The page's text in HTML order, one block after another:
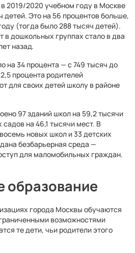
2019/2020 учебном году в Москве
детей. Это на 56 процентов больше,
(тогда было 288 тысяч детей).
дошкольных группах стало в два
назад.
на 34 процента — с 749 тысяч до
процента родителей
для своих детей школу в районе
97 зданий школ на 59,2 тысячи
садов на 46,1 тысячи мест. В
новых школ и 33 детских
безбарьерная среда —
для маломобильных граждан.
образование
города Москвы обучаются
возможностями
те дети, чьи родители этого